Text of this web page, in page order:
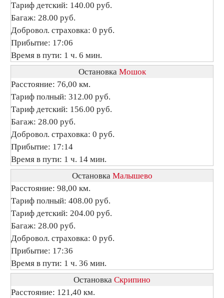
Тариф детский: 140.00 руб.
Багаж: 28.00 руб.
Добровол. страховка: 0 руб.
Прибытие: 17:06
Время в пути: 1 ч. 6 мин.
Остановка Мошок
Расстояние: 76,00 км.
Тариф полный: 312.00 руб.
Тариф детский: 156.00 руб.
Багаж: 28.00 руб.
Добровол. страховка: 0 руб.
Прибытие: 17:14
Время в пути: 1 ч. 14 мин.
Остановка Малышево
Расстояние: 98,00 км.
Тариф полный: 408.00 руб.
Тариф детский: 204.00 руб.
Багаж: 28.00 руб.
Добровол. страховка: 0 руб.
Прибытие: 17:36
Время в пути: 1 ч. 36 мин.
Остановка Скрипино
Расстояние: 121,40 км.